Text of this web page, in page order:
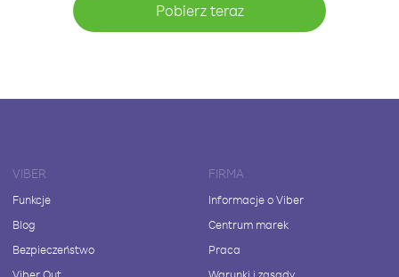
Pobierz teraz
VIBER
Funkcje
Blog
Bezpieczeństwo
FIRMA
Informacje o Viber
Centrum marek
Praca